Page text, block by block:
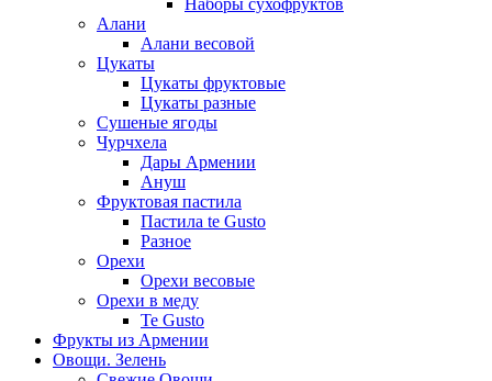
Наборы сухофруктов
Алани
Алани весовой
Цукаты
Цукаты фруктовые
Цукаты разные
Сушеные ягоды
Чурчхела
Дары Армении
Ануш
Фруктовая пастила
Пастила te Gusto
Разное
Орехи
Орехи весовые
Орехи в меду
Te Gusto
Фрукты из Армении
Овощи. Зелень